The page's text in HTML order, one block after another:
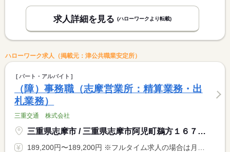
求人詳細を見る (ハローワークより転載)
ハローワーク求人（掲載元：津公共職業安定所）
パート・アルバイト
（障）事務職（志摩営業所：精算業務・出
札業務）
三重交通 株式会社
三重県志摩市 / 三重県志摩市阿児町鵜方１６７０−２ 近鉄鵜方駅
189,200円〜189,200円 ※フルタイム求人の場合は月額（換算額）、パート求人の場合は時間額を表示しています。